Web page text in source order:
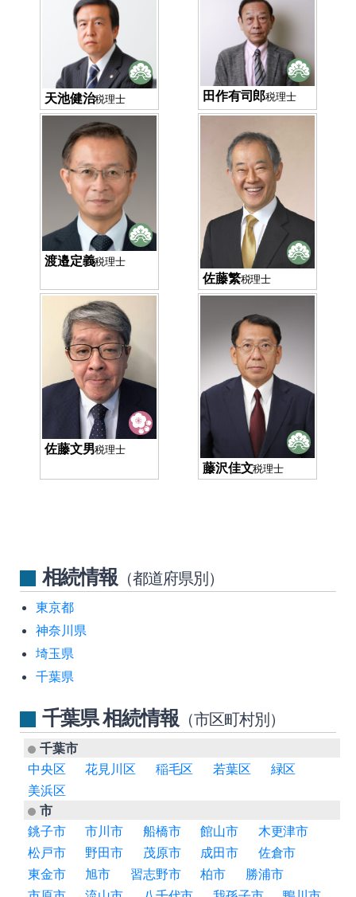
天池健治税理士 田作有司郎税理士
渡邉定義税理士
佐藤繁税理士
佐藤文男税理士
藤沢佳文税理士
相続情報 （都道府県別）
東京都
神奈川県
埼玉県
千葉県
千葉県 相続情報 （市区町村別）
千葉市
中央区
花見川区 稲毛区 若葉区
緑区
美浜区
市
銚子市
市川市 船橋市 館山市
木更津市
松戸市
野田市 茂原市 成田市
佐倉市
東金市
旭市 習志野市 柏市
勝浦市